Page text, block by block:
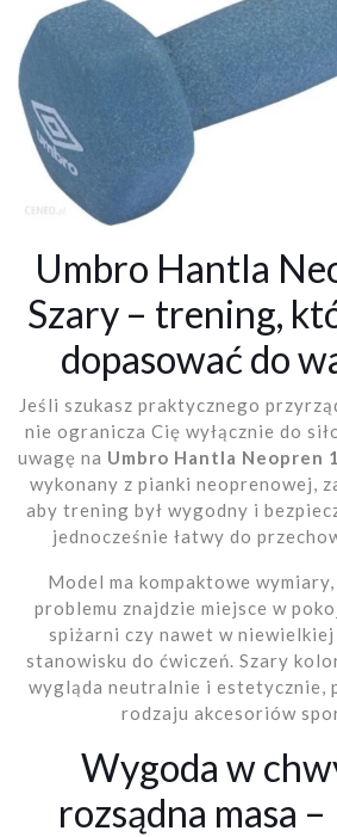
Umbro Hantla
Szary – trening,
dopasować do
Jeśli szukasz praktycznego
nie ogranicza Cię wyłącznie do
uwagę na Umbro Hantla Neopren
wykonany z pianki neoprenowej,
aby trening był wygodny i
jednocześnie łatwy do
Model ma kompaktowe
problemu znajdzie miejsce w
spiżarni czy nawet w
stanowisku do ćwiczeń. Szary
wygląda neutralnie i estetycznie,
rodzaju akcesoriów
Wygoda w
rozsądna masa